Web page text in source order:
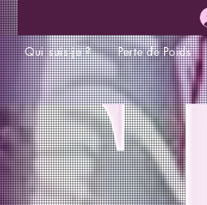
Qui suis-je ? Perte de Poids